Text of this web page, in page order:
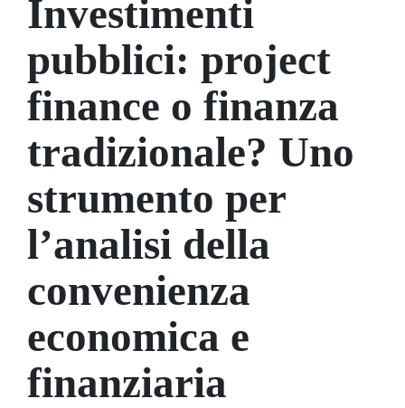
Investimenti
pubblici: project
finance o finanza
tradizionale? Uno
strumento per
l’analisi della
convenienza
economica e
finanziaria